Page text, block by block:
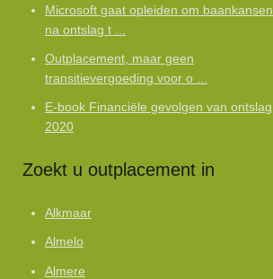
Microsoft gaat opleiden om baankansen
na ontslag t ...
Outplacement, maar geen
transitievergoeding voor o ...
E-book Financiële gevolgen van ontslag
2020
Zoekt u outplacement in
Alkmaar
Almelo
Almere